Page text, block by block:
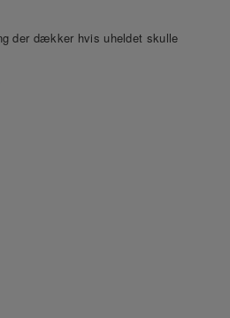
der dækker hvis uheldet skulle